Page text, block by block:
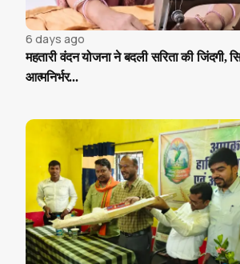
6 days ago
महतारी वंदन योजना ने बदली सरिता की जिंदगी,
आत्मनिर्भर...